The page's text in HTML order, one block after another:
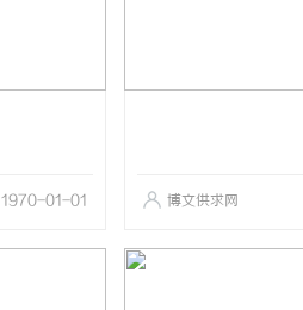
1970-01-01 博文供求网